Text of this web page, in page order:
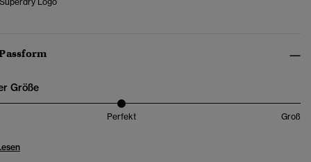
Größe
Perfekt Groß